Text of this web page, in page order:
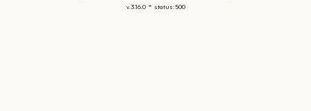
v. 3.16.0- status: 500